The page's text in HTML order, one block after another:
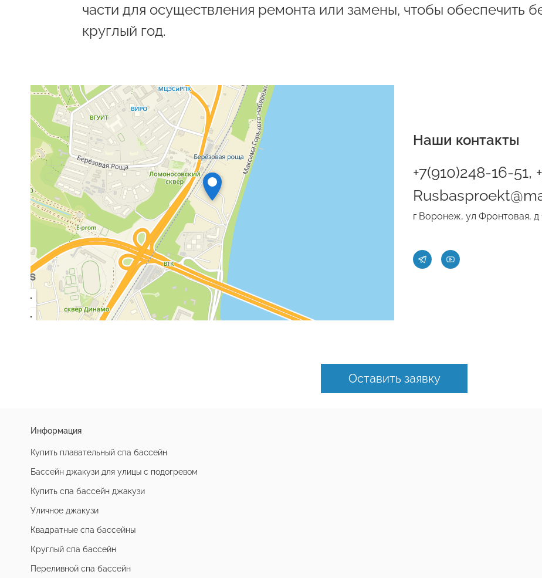
части для осуществления ремонта или замены, чтобы обеспечить
круглый год.
Наши контакты
+7(910)248-16-51,
г Воронеж, ул Фронтовая, д
Оставить заявку
Информация
Купить плавательный спа бассейн
Бассейн джакузи для улицы с подогревом
Купить спа бассейн джакузи
Уличное джакузи
Квадратные спа бассейны
Круглый спа бассейн
Переливной спа бассейн